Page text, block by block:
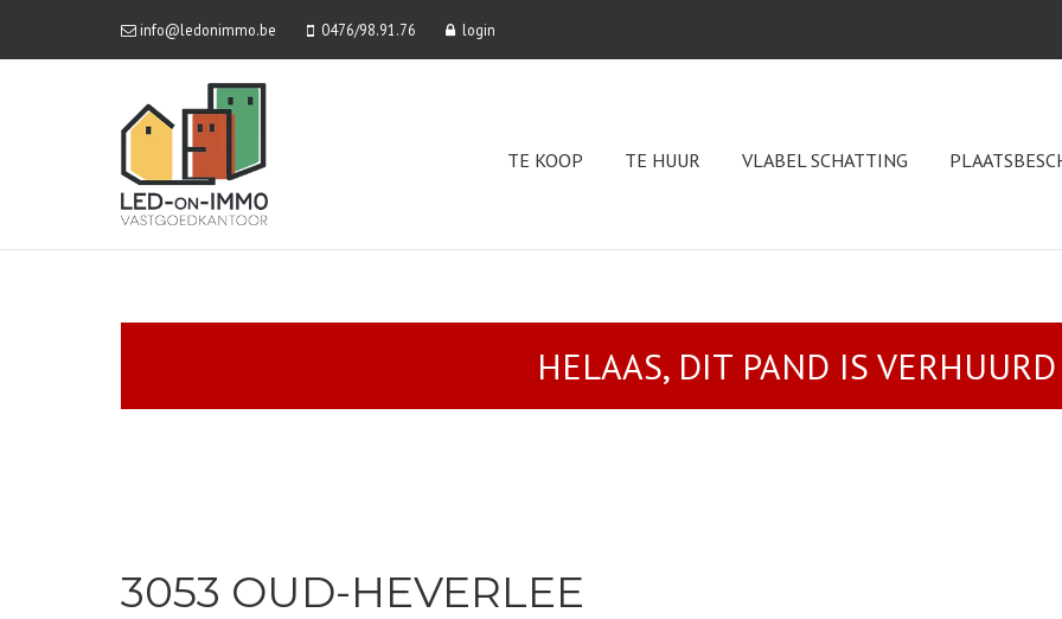
info@ledonimmo.be 0476/98.91.76 login
TE KOOP TE HUUR VLABEL SCHATTING
HELAAS, DIT PAND IS VERHUURD
3053 OUD-HEVERLEE